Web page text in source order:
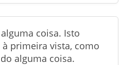
coisa. Isto
à primeira vista, como
alguma coisa.